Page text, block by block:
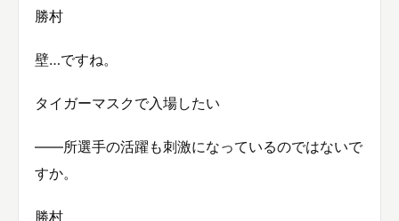
勝村
壁…ですね。
タイガーマスクで入場したい
——所選手の活躍も刺激になっているのではないで
すか。
勝村